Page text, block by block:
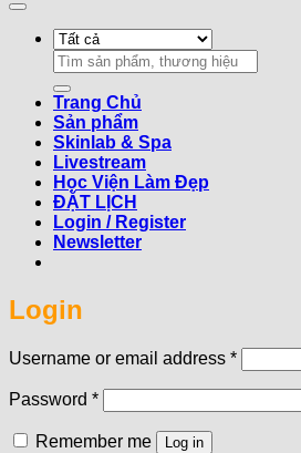
Search
for:
Trang Chủ
Sản phẩm
Skinlab & Spa
Livestream
Học Viện Làm Đẹp
ĐẶT LỊCH
Login / Register
Newsletter
Login
Username or email address *Required
Password *Required
Remember me Log in